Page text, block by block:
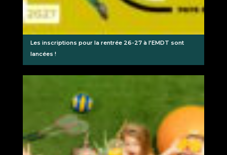
Les inscriptions pour la rentrée 26-27 à l’EMDT sont
lancées !